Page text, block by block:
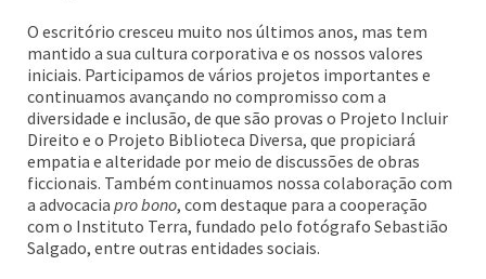
O escritório cresceu muito nos últimos anos, mas tem
mantido a sua cultura corporativa e os nossos valores
iniciais. Participamos de vários projetos importantes e
continuamos avançando no compromisso com a
diversidade e inclusão, de que são provas o Projeto Incluir
Direito e o Projeto Biblioteca Diversa, que propiciará
empatia e alteridade por meio de discussões de obras
ficcionais. Também continuamos nossa colaboração com
a advocacia pro bono, com destaque para a cooperação
com o Instituto Terra, fundado pelo fotógrafo Sebastião
Salgado, entre outras entidades sociais.